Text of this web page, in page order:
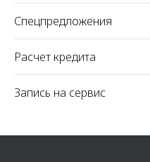
Спецпредложения
Расчет кредита
Запись на сервис